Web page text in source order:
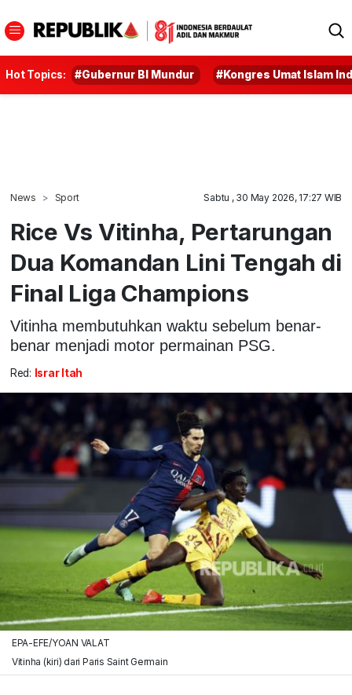
Hot Topics: #Gubernur BI Mundur #Kongres Umat Islam
News Sport Sabtu , 30 May 2026, 17:27 WIB
Rice Vs Vitinha, Pertarungan
Dua Komandan Lini Tengah di
Final Liga Champions
Vitinha membutuhkan waktu sebelum benar-
benar menjadi motor permainan PSG.
Red: Israr Itah
EPA-EFE/YOAN VALAT
Vitinha (kiri) dari Paris Saint Germain